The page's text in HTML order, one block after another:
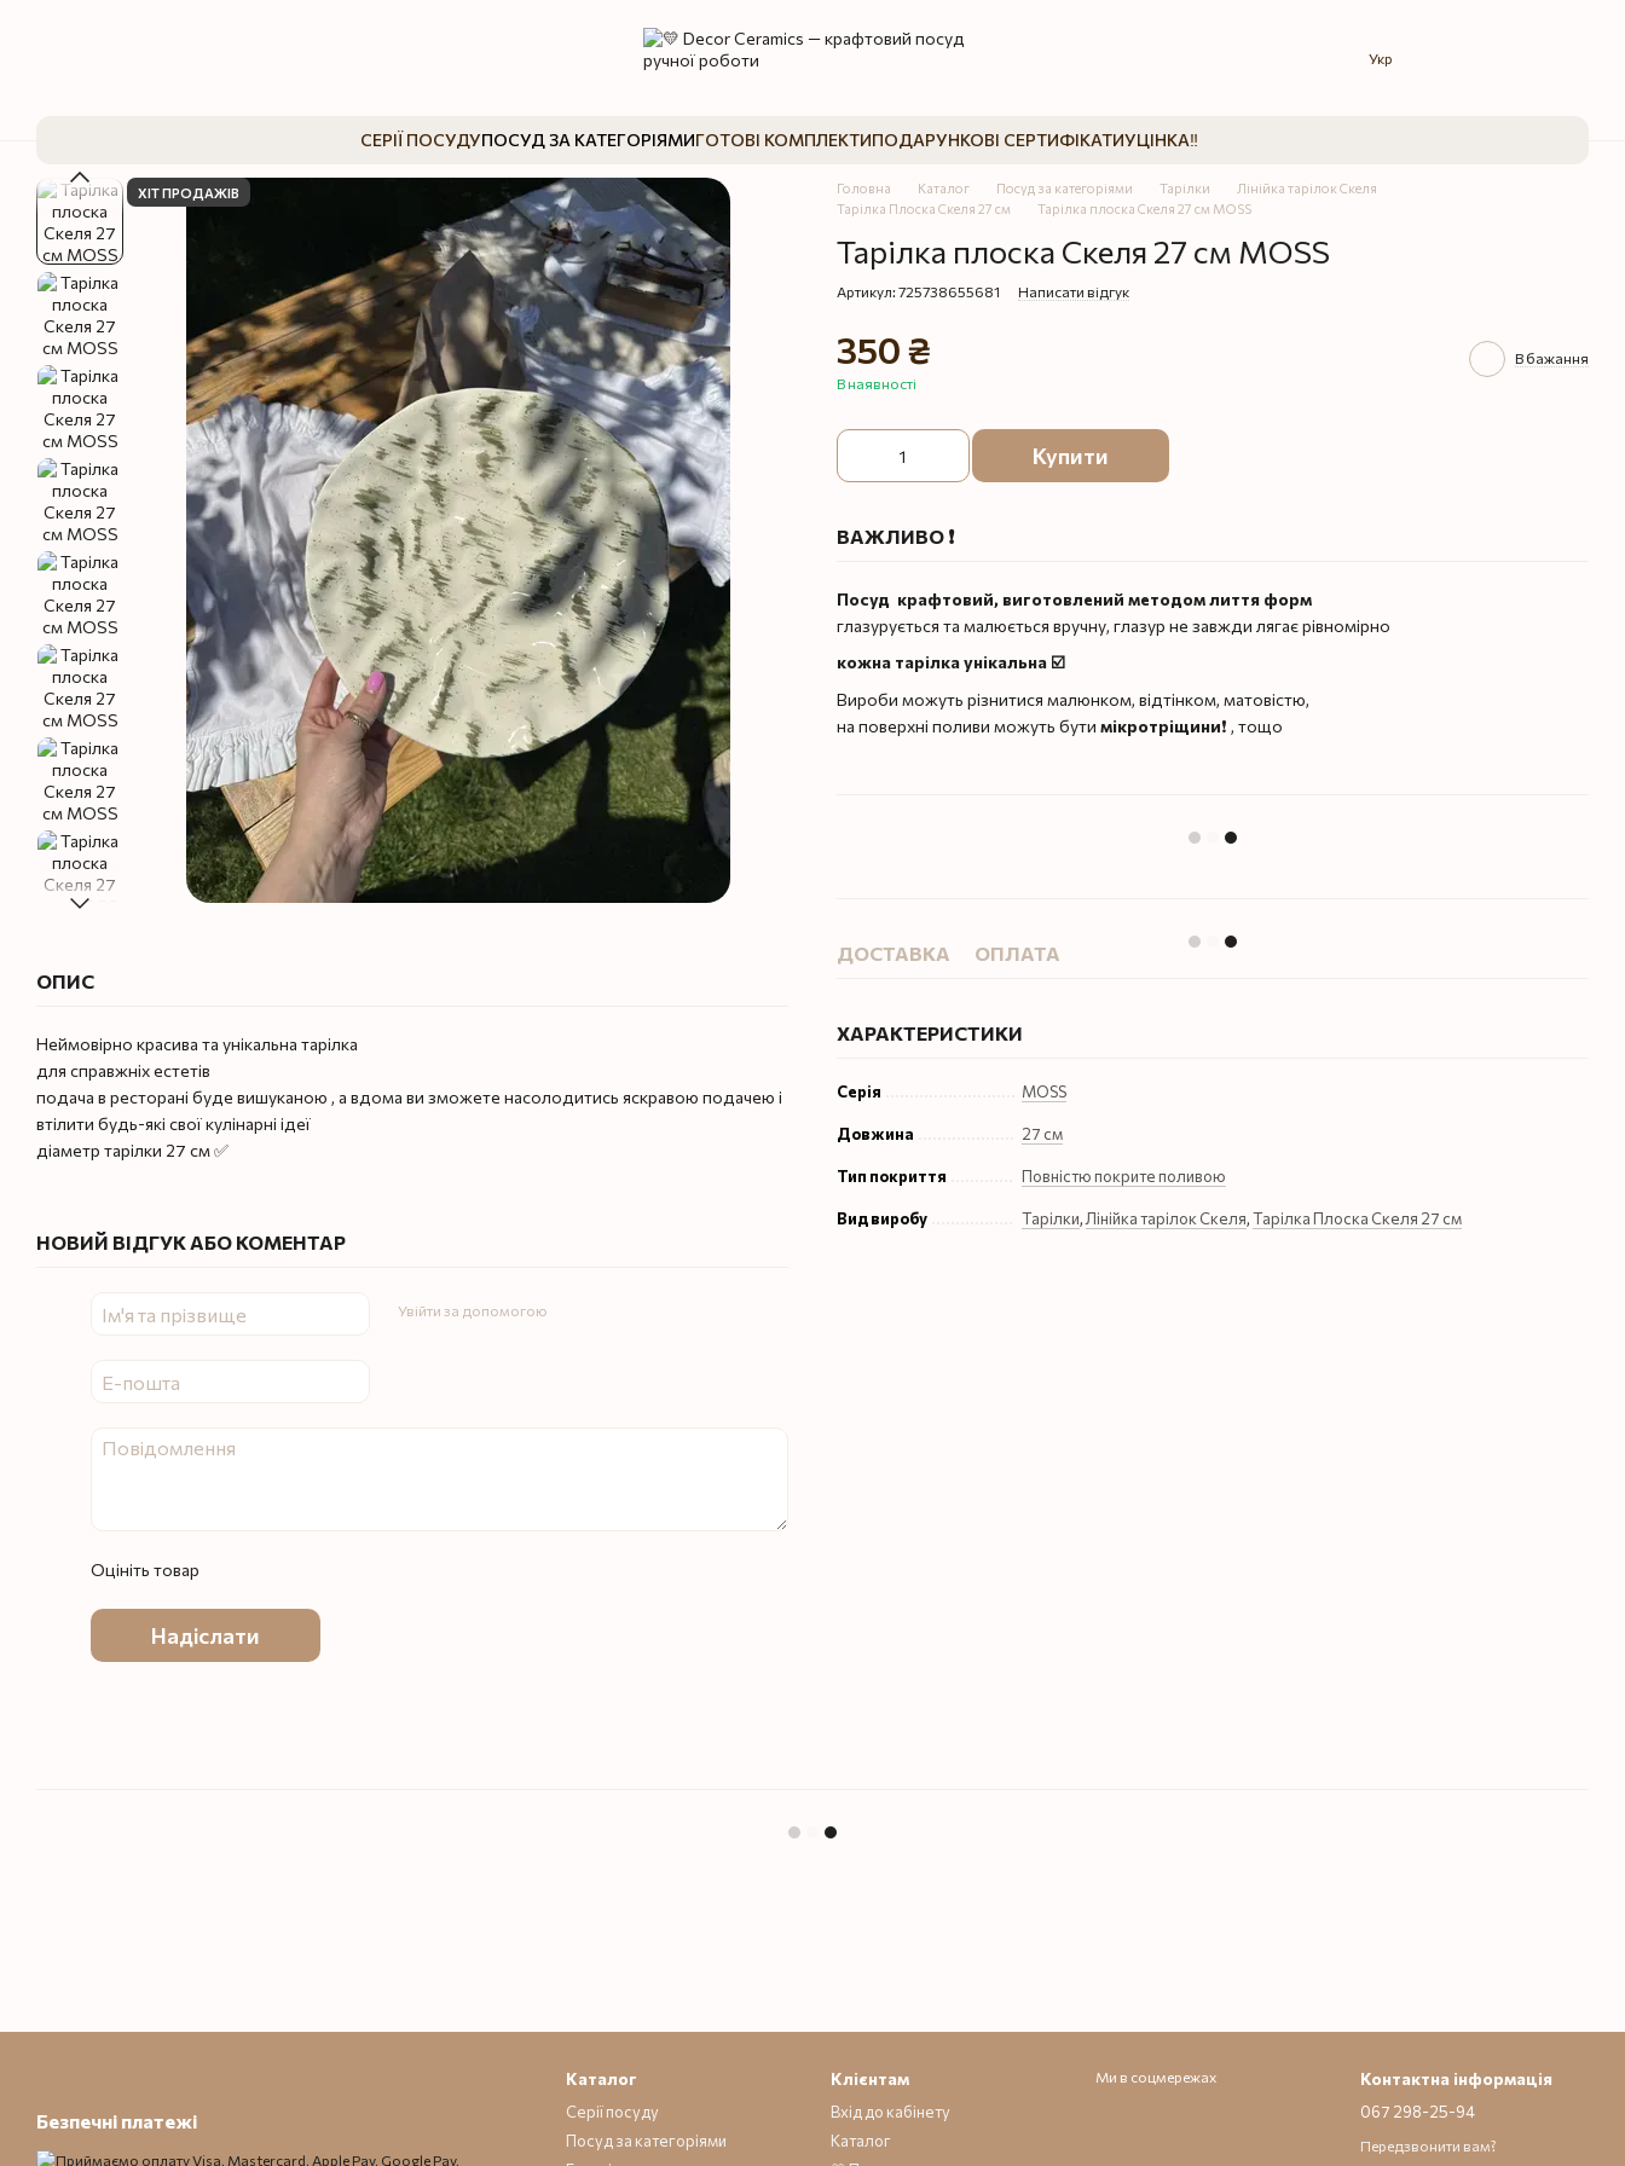
Укр
СЕРІЇ ПОСУДУПОСУД ЗА КАТЕГОРІЯМИГОТОВІ КОМПЛЕКТИПОДАРУНКОВІ СЕРТИФІКАТИУЦІНКА‼️
ХІТ ПРОДАЖІВ
ОПИС
Неймовірно красива та унікальна тарілка
для справжніх естетів
подача в ресторані буде вишуканою , а вдома ви зможете насолодитись яскравою подачею і
втілити будь-які свої кулінарні ідеї
діаметр тарілки 27 см ✅
НОВИЙ ВІДГУК АБО КОМЕНТАР
Увійти за допомогою
Оцініть товар
Надіслати
Головна Каталог Посуд за категоріями Тарілки
Лінійка тарілок Скеля
Тарілка Плоска Скеля 27 см
Тарілка плоска Скеля 27 см MOSS
Тарілка плоска Скеля 27 см MOSS
Артикул: 725738655681 Написати відгук
350 ₴
В наявності
В бажання
Купити
ВАЖЛИВО ❗️
Посуд крафтовий, виготовлений методом лиття форм
глазурується та малюється вручну, глазур не завжди лягає рівномірно
кожна тарілка унікальна ☑️
Вироби можуть різнитися малюнком, відтінком, матовістю,
на поверхні поливи можуть бути мікротріщини❗️ , тощо
ДОСТАВКА ОПЛАТА
ХАРАКТЕРИСТИКИ
Серія MOSS
Довжина 27 см
Тип покриття Повністю покрите поливою
Вид виробу Тарілки, Лінійка тарілок Скеля,Тарілка Плоска Скеля 27 см
Безпечні платежі
Каталог
Серії посуду
Посуд за категоріями
Клієнтам
Вхід до кабінету
Каталог
Ми в соцмережах Контактна інформація
067 298-25-94
Передзвонити вам?